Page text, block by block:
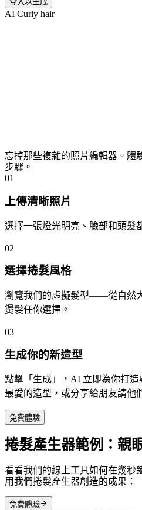
AI Curly hair
忘掉那些複雜的照片編輯器。體
步驟。
01
上傳清晰照片
選擇一張燈光明亮、臉部和頭髮
02
選擇捲髮風格
瀏覽我們的虛擬髮型——從自然
燙髮任你選擇。
03
生成你的新造型
點擊「生成」，AI 立即為你打
最愛的造型，或分享給朋友請他
免費體驗
捲髮產生器範例：親
看看我們的線上工具如何在幾秒
用我們捲髮產生器創造的成果：
免費體驗